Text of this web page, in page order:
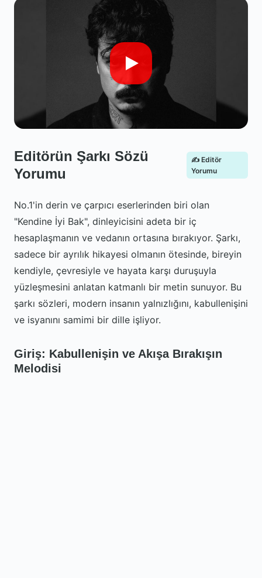
Editörün Şarkı Sözü
Yorumu
✍️ Editör
Yorumu
No.1'in derin ve çarpıcı eserlerinden biri olan
"Kendine İyi Bak", dinleyicisini adeta bir iç
hesaplaşmanın ve vedanın ortasına bırakıyor. Şarkı,
sadece bir ayrılık hikayesi olmanın ötesinde, bireyin
kendiyle, çevresiyle ve hayata karşı duruşuyla
yüzleşmesini anlatan katmanlı bir metin sunuyor. Bu
şarkı sözleri, modern insanın yalnızlığını, kabullenişini
ve isyanını samimi bir dille işliyor.
Giriş: Kabullenişin ve Akışa Bırakışın
Melodisi